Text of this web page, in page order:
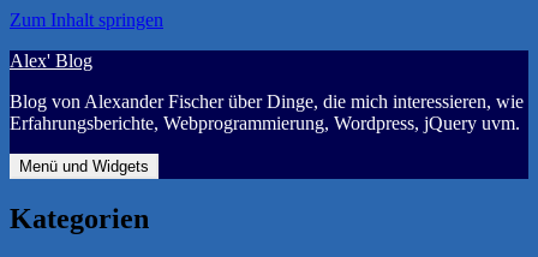
Zum Inhalt springen
Alex' Blog
Blog von Alexander Fischer über Dinge, die mich interessieren, wie
Erfahrungsberichte, Webprogrammierung, Wordpress, jQuery uvm.
Menü und Widgets
Kategorien